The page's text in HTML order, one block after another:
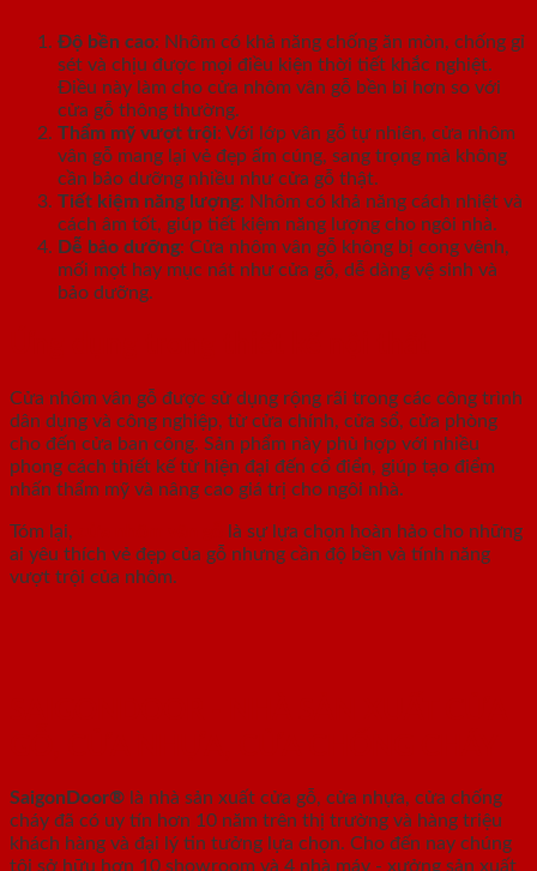
Độ bền cao: Nhôm có khả năng chống ăn mòn, chống gỉ
sét và chịu được mọi điều kiện thời tiết khắc nghiệt.
Điều này làm cho cửa nhôm vân gỗ bền bỉ hơn so với
cửa gỗ thông thường.
Thẩm mỹ vượt trội: Với lớp vân gỗ tự nhiên, cửa nhôm
vân gỗ mang lại vẻ đẹp ấm cúng, sang trọng mà không
cần bảo dưỡng nhiều như cửa gỗ thật.
Tiết kiệm năng lượng: Nhôm có khả năng cách nhiệt và
cách âm tốt, giúp tiết kiệm năng lượng cho ngôi nhà.
Dễ bảo dưỡng: Cửa nhôm vân gỗ không bị cong vênh,
mối mọt hay mục nát như cửa gỗ, dễ dàng vệ sinh và
bảo dưỡng.
Cửa nhôm vân gỗ được sử dụng rộng rãi trong các công trình
dân dụng và công nghiệp, từ cửa chính, cửa sổ, cửa phòng
cho đến cửa ban công. Sản phẩm này phù hợp với nhiều
phong cách thiết kế từ hiện đại đến cổ điển, giúp tạo điểm
nhấn thẩm mỹ và nâng cao giá trị cho ngôi nhà.
Tóm lại,
là sự lựa chọn hoàn hảo cho những
ai yêu thích vẻ đẹp của gỗ nhưng cần độ bền và tính năng
vượt trội của nhôm.
SaigonDoor® là nhà sản xuất cửa gỗ, cửa nhựa, cửa chống
cháy đã có uy tín hơn 10 năm trên thị trường và hàng triệu
khách hàng và đại lý tin tưởng lựa chọn. Cho đến nay chúng
tôi sở hữu hơn 10 showroom và 4 nhà máy - xưởng sản xuất